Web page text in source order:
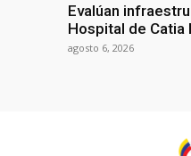
Evalúan
Hospital de Catia
agosto 6, 2026